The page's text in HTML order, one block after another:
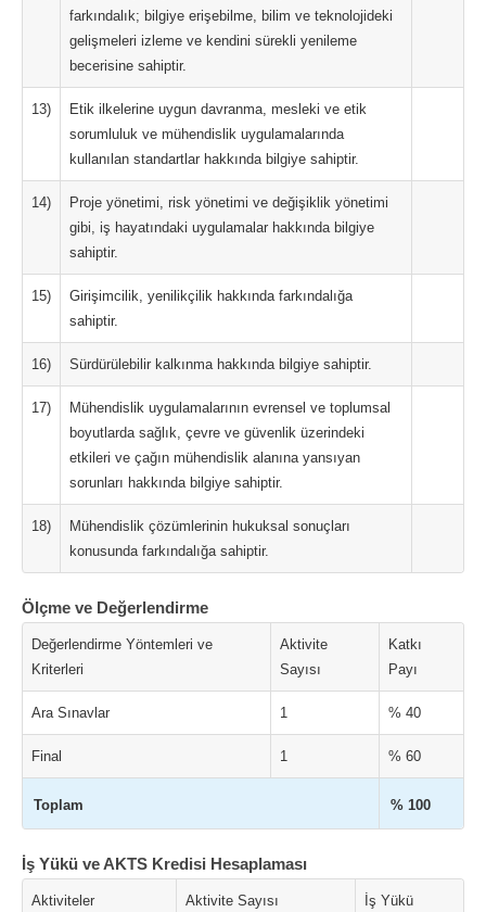
farkındalık; bilgiye erişebilme, bilim ve teknolojideki
gelişmeleri izleme ve kendini sürekli yenileme
becerisine sahiptir.
13)
Etik ilkelerine uygun davranma, mesleki ve etik
sorumluluk ve mühendislik uygulamalarında
kullanılan standartlar hakkında bilgiye sahiptir.
14)
Proje yönetimi, risk yönetimi ve değişiklik yönetimi
gibi, iş hayatındaki uygulamalar hakkında bilgiye
sahiptir.
15)
Girişimcilik, yenilikçilik hakkında farkındalığa
sahiptir.
16) Sürdürülebilir kalkınma hakkında bilgiye sahiptir.
17)
Mühendislik uygulamalarının evrensel ve toplumsal
boyutlarda sağlık, çevre ve güvenlik üzerindeki
etkileri ve çağın mühendislik alanına yansıyan
sorunları hakkında bilgiye sahiptir.
18)
Mühendislik çözümlerinin hukuksal sonuçları
konusunda farkındalığa sahiptir.
Ölçme ve Değerlendirme
Değerlendirme Yöntemleri ve
Kriterleri
Aktivite
Sayısı
Katkı
Payı
Ara Sınavlar 1 % 40
Final 1 % 60
Toplam % 100
İş Yükü ve AKTS Kredisi Hesaplaması
Aktiviteler Aktivite Sayısı İş Yükü